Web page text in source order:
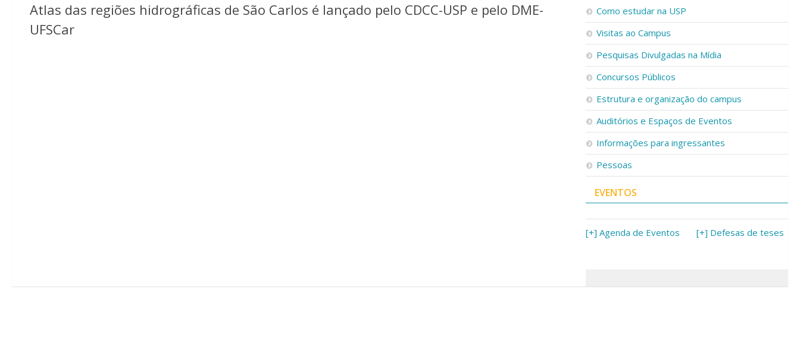
Atlas das regiões hidrográficas de São Carlos é lançado pelo CDCC-USP e pelo DME-
UFSCar
Como estudar na USP
Visitas ao Campus
Pesquisas Divulgadas na Mídia
Concursos Públicos
Estrutura e organização do campus
Auditórios e Espaços de Eventos
Informações para ingressantes
Pessoas
EVENTOS
[+] Agenda de Eventos [+] Defesas de teses